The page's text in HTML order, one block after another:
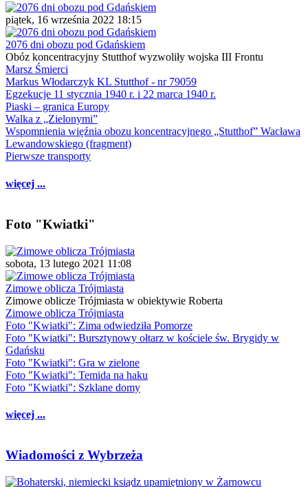
piątek, 16 września 2022 18:15
2076 dni obozu pod Gdańskiem
Obóz koncentracyjny Stutthof wyzwoliły wojska III Frontu
Marsz Śmierci
Markus Włodarczyk KL Stutthof - nr 79059
Egzekucje 11 stycznia 1940 r. i 22 marca 1940 r.
Piaski – granica Europy
Walka z „Zielonymi”
Wspomnienia więźnia obozu koncentracyjnego „Stutthof” Wacława
Lewandowskiego (fragment)
Pierwsze transporty
więcej ...
Foto "Kwiatki"
sobota, 13 lutego 2021 11:08
Zimowe oblicza Trójmiasta
Zimowe oblicze Trójmiasta w obiektywie Roberta
Zimowe oblicza Trójmiasta
Foto "Kwiatki": Zima odwiedziła Pomorze
Foto "Kwiatki": Bursztynowy ołtarz w kościele św. Brygidy w
Gdańsku
Foto "Kwiatki": Gra w zielone
Foto "Kwiatki": Temida na haku
Foto "Kwiatki": Szklane domy
więcej ...
Wiadomości z Wybrzeża